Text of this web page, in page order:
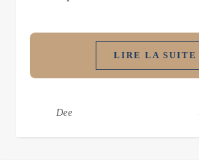
LIRE LA SUITE
Dee